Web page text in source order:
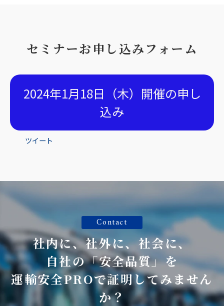
セミナーお申し込みフォーム
2024年1月18日（木）開催の申し
込み
ツイート
Contact
社内に、社外に、社会に、
自社の「安全品質」を
運輸安全PROで証明してみません
か？